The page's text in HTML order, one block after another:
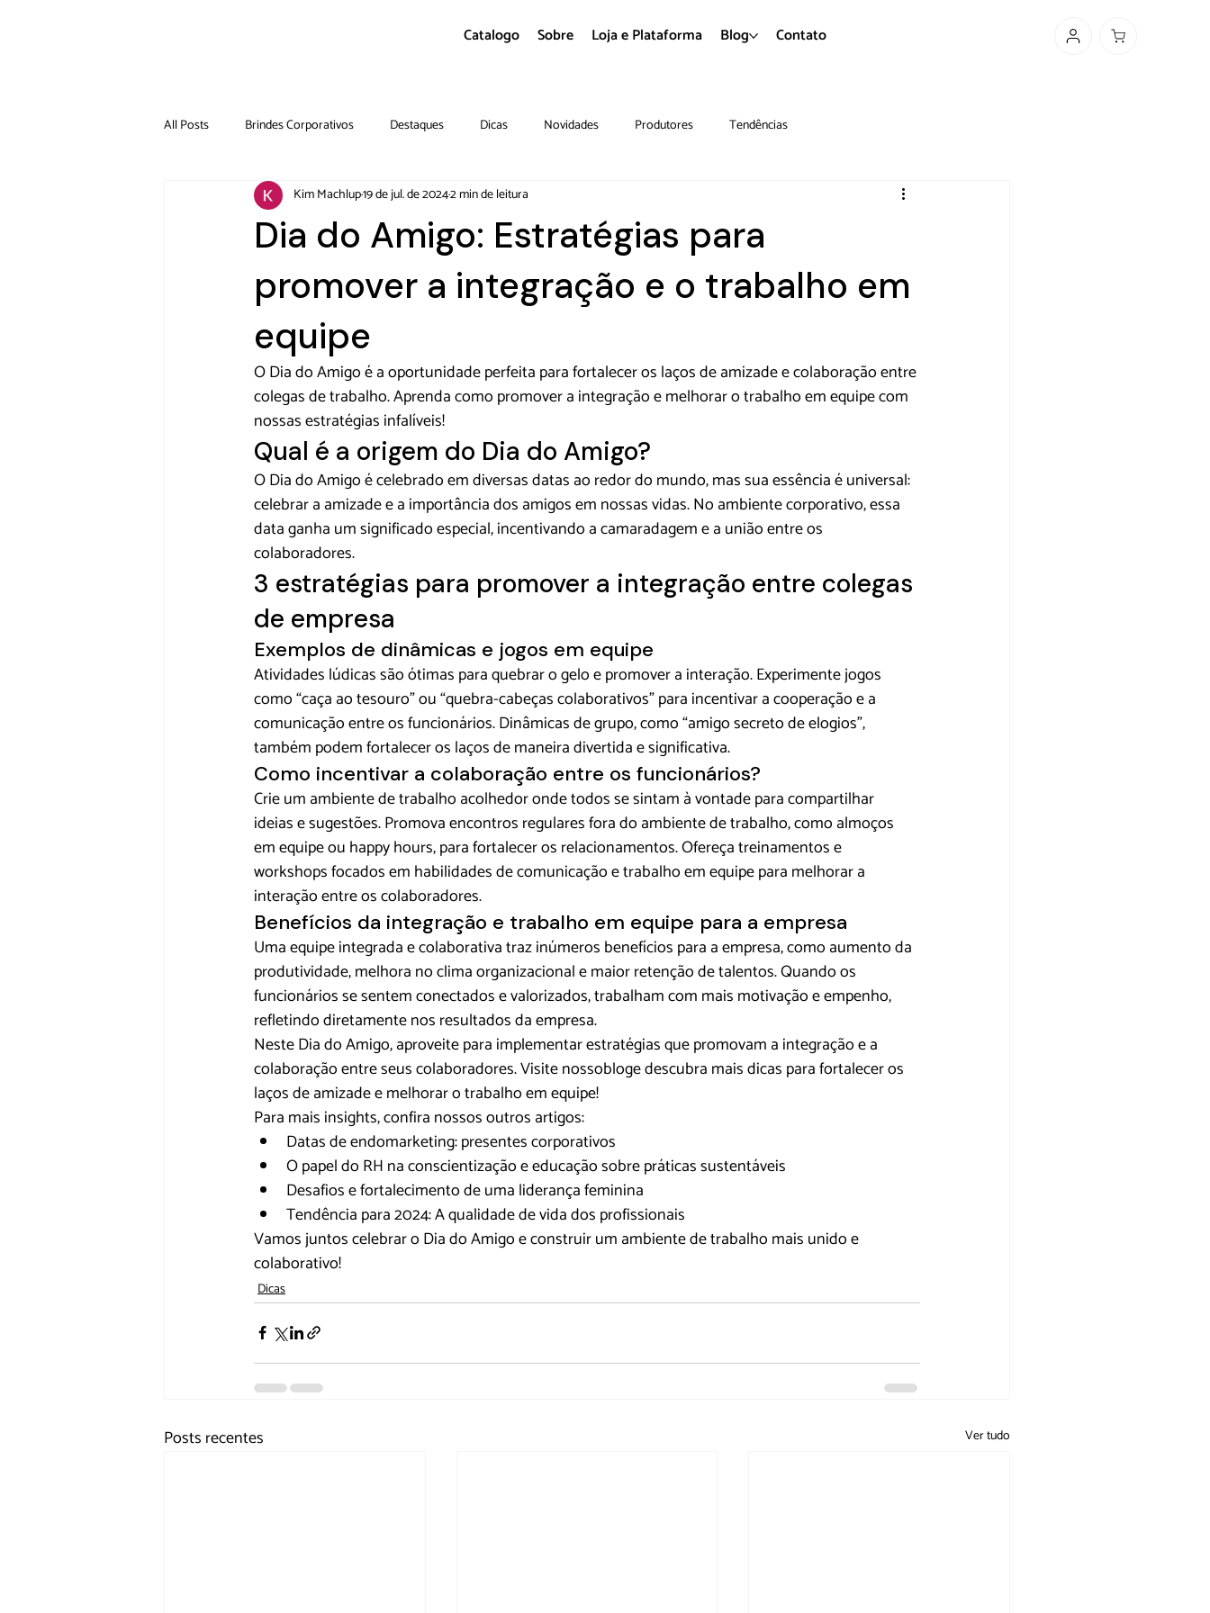
Catalogo Sobre Loja e Plataforma Blog Contato
All Posts Brindes Corporativos Destaques Dicas Novidades Produtores Tendências
Dia do Amigo: Estratégias para
promover a integração e o trabalho em
equipe
Kim Machlup19 de jul. de 20242 min de leitura
O Dia do Amigo é a oportunidade perfeita para fortalecer os laços de amizade e colaboração entre
colegas de trabalho. Aprenda como promover a integração e melhorar o trabalho em equipe com
nossas estratégias infalíveis!
Qual é a origem do Dia do Amigo?
O Dia do Amigo é celebrado em diversas datas ao redor do mundo, mas sua essência é universal:
celebrar a amizade e a importância dos amigos em nossas vidas. No ambiente corporativo, essa
data ganha um significado especial, incentivando a camaradagem e a união entre os
colaboradores.
3 estratégias para promover a integração entre colegas
de empresa
Exemplos de dinâmicas e jogos em equipe
Atividades lúdicas são ótimas para quebrar o gelo e promover a interação. Experimente jogos
como “caça ao tesouro” ou “quebra-cabeças colaborativos” para incentivar a cooperação e a
comunicação entre os funcionários. Dinâmicas de grupo, como “amigo secreto de elogios”,
também podem fortalecer os laços de maneira divertida e significativa.
Como incentivar a colaboração entre os funcionários?
Crie um ambiente de trabalho acolhedor onde todos se sintam à vontade para compartilhar
ideias e sugestões. Promova encontros regulares fora do ambiente de trabalho, como almoços
em equipe ou happy hours, para fortalecer os relacionamentos. Ofereça treinamentos e
workshops focados em habilidades de comunicação e trabalho em equipe para melhorar a
interação entre os colaboradores.
Benefícios da integração e trabalho em equipe para a empresa
Uma equipe integrada e colaborativa traz inúmeros benefícios para a empresa, como aumento da
produtividade, melhora no clima organizacional e maior retenção de talentos. Quando os
funcionários se sentem conectados e valorizados, trabalham com mais motivação e empenho,
refletindo diretamente nos resultados da empresa.
Neste Dia do Amigo, aproveite para implementar estratégias que promovam a integração e a
colaboração entre seus colaboradores. Visite nossobloge descubra mais dicas para fortalecer os
laços de amizade e melhorar o trabalho em equipe!
Para mais insights, confira nossos outros artigos:
Datas de endomarketing: presentes corporativos
O papel do RH na conscientização e educação sobre práticas sustentáveis
Desafios e fortalecimento de uma liderança feminina
Tendência para 2024: A qualidade de vida dos profissionais
Vamos juntos celebrar o Dia do Amigo e construir um ambiente de trabalho mais unido e
colaborativo!
Dicas
Posts recentes Ver tudo